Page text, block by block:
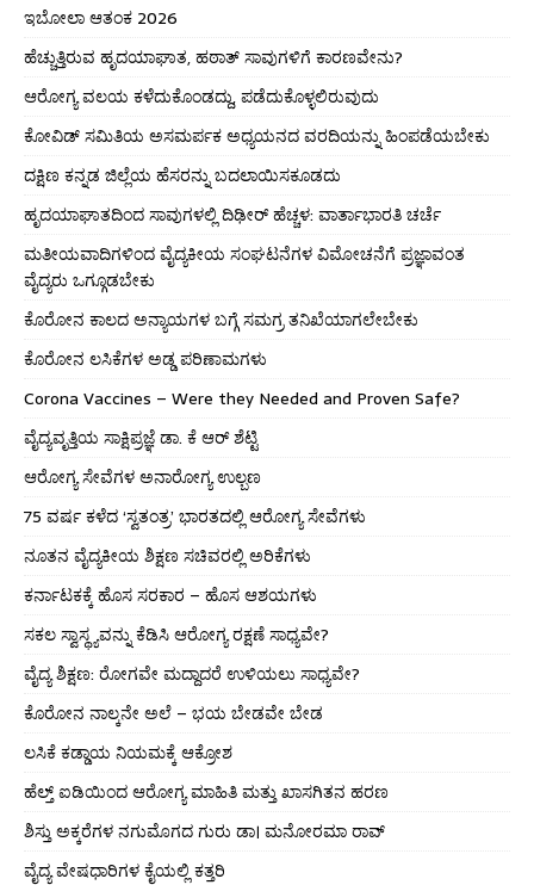
ಇಬೋಲಾ ಆತಂಕ 2026
ಹೆಚ್ಚುತ್ತಿರುವ ಹೃದಯಾಘಾತ, ಹಠಾತ್ ಸಾವುಗಳಿಗೆ ಕಾರಣವೇನು?
ಆರೋಗ್ಯ ವಲಯ ಕಳೆದುಕೊಂಡದ್ದು, ಪಡೆದುಕೊಳ್ಳಲಿರುವುದು
ಕೋವಿಡ್ ಸಮಿತಿಯ ಅಸಮರ್ಪಕ ಅಧ್ಯಯನದ ವರದಿಯನ್ನು ಹಿಂಪಡೆಯಬೇಕು
ದಕ್ಷಿಣ ಕನ್ನಡ ಜಿಲ್ಲೆಯ ಹೆಸರನ್ನು ಬದಲಾಯಿಸಕೂಡದು
ಹೃದಯಾಘಾತದಿಂದ ಸಾವುಗಳಲ್ಲಿ ದಿಢೀರ್ ಹೆಚ್ಚಳ: ವಾರ್ತಾಭಾರತಿ ಚರ್ಚೆ
ಮತೀಯವಾದಿಗಳಿಂದ ವೈದ್ಯಕೀಯ ಸಂಘಟನೆಗಳ ವಿಮೋಚನೆಗೆ ಪ್ರಜ್ಞಾವಂತ
ವೈದ್ಯರು ಒಗ್ಗೂಡಬೇಕು
ಕೊರೋನ ಕಾಲದ ಅನ್ಯಾಯಗಳ ಬಗ್ಗೆ ಸಮಗ್ರ ತನಿಖೆಯಾಗಲೇಬೇಕು
ಕೊರೋನ ಲಸಿಕೆಗಳ ಅಡ್ಡ ಪರಿಣಾಮಗಳು
Corona Vaccines – Were they Needed and Proven Safe?
ವೈದ್ಯವೃತ್ತಿಯ ಸಾಕ್ಷಿಪ್ರಜ್ಞೆ ಡಾ. ಕೆ ಆರ್ ಶೆಟ್ಟಿ
ಆರೋಗ್ಯ ಸೇವೆಗಳ ಅನಾರೋಗ್ಯ ಉಲ್ಬಣ
75 ವರ್ಷ ಕಳೆದ ‘ಸ್ವತಂತ್ರ’ ಭಾರತದಲ್ಲಿ ಆರೋಗ್ಯ ಸೇವೆಗಳು
ನೂತನ ವೈದ್ಯಕೀಯ ಶಿಕ್ಷಣ ಸಚಿವರಲ್ಲಿ ಅರಿಕೆಗಳು
ಕರ್ನಾಟಕಕ್ಕೆ ಹೊಸ ಸರಕಾರ – ಹೊಸ ಆಶಯಗಳು
ಸಕಲ ಸ್ವಾಸ್ಥ್ಯವನ್ನು ಕೆಡಿಸಿ ಆರೋಗ್ಯ ರಕ್ಷಣೆ ಸಾಧ್ಯವೇ?
ವೈದ್ಯ ಶಿಕ್ಷಣ: ರೋಗವೇ ಮದ್ದಾದರೆ ಉಳಿಯಲು ಸಾಧ್ಯವೇ?
ಕೊರೋನ ನಾಲ್ಕನೇ ಅಲೆ – ಭಯ ಬೇಡವೇ ಬೇಡ
ಲಸಿಕೆ ಕಡ್ಡಾಯ ನಿಯಮಕ್ಕೆ ಆಕ್ರೋಶ
ಹೆಲ್ತ್ ಐಡಿಯಿಂದ ಆರೋಗ್ಯ ಮಾಹಿತಿ ಮತ್ತು ಖಾಸಗಿತನ ಹರಣ
ಶಿಸ್ತು ಅಕ್ಕರೆಗಳ ನಗುಮೊಗದ ಗುರು ಡಾ। ಮನೋರಮಾ ರಾವ್
ವೈದ್ಯ ವೇಷಧಾರಿಗಳ ಕೈಯಲ್ಲಿ ಕತ್ತರಿ